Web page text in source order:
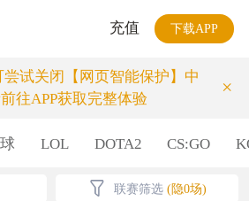
充值 下载APP
试关闭【网页智能保护】中
往APP获取完整体验
×
LOL DOTA2 CS:GO
联赛筛选 (隐0场)